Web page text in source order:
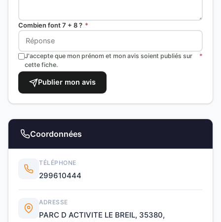
Combien font 7 + 8 ? *
J'accepte que mon prénom et mon avis soient publiés sur
cette fiche.
*
Publier mon avis
Coordonnées
TÉLÉPHONE
299610444
ADRESSE
PARC D ACTIVITE LE BREIL, 35380,